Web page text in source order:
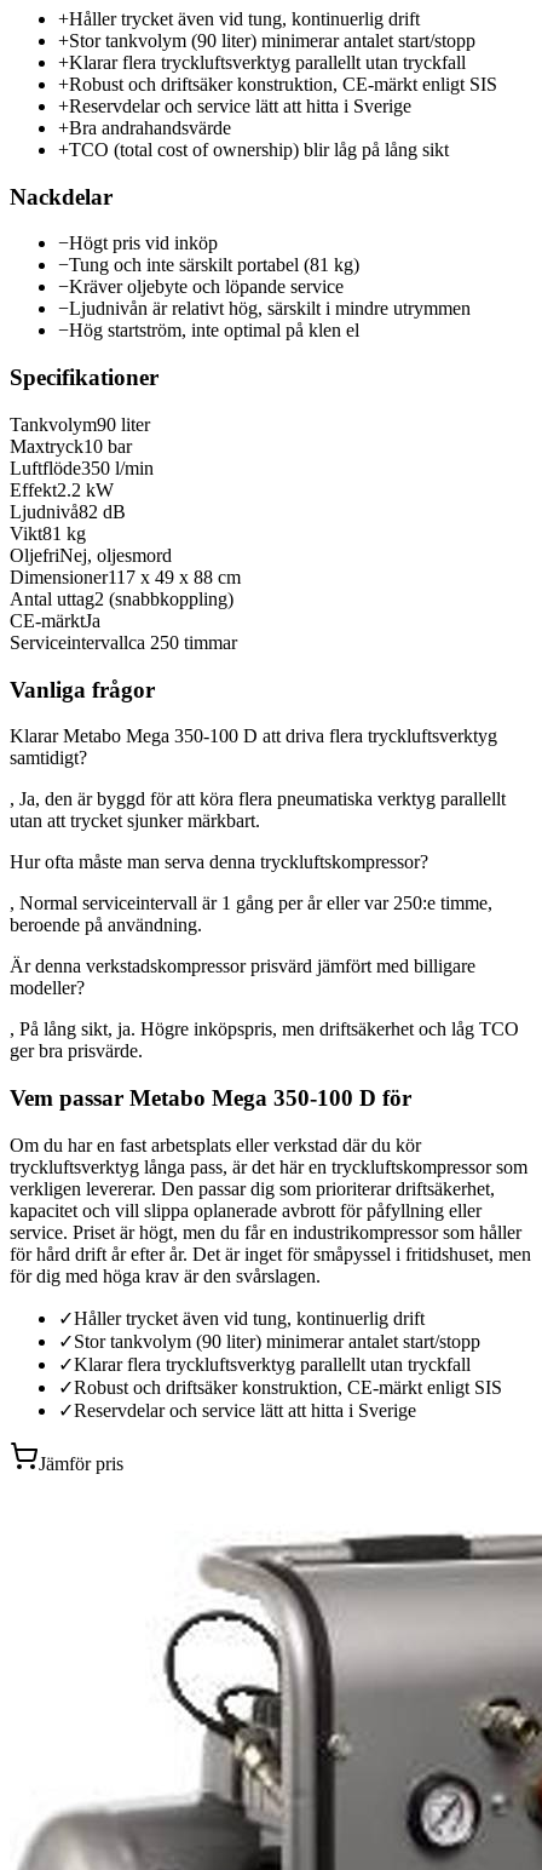
+Håller trycket även vid tung, kontinuerlig drift
+Stor tankvolym (90 liter) minimerar antalet start/stopp
+Klarar flera tryckluftsverktyg parallellt utan tryckfall
+Robust och driftsäker konstruktion, CE-märkt enligt SIS
+Reservdelar och service lätt att hitta i Sverige
+Bra andrahandsvärde
+TCO (total cost of ownership) blir låg på lång sikt
Nackdelar
−Högt pris vid inköp
−Tung och inte särskilt portabel (81 kg)
−Kräver oljebyte och löpande service
−Ljudnivån är relativt hög, särskilt i mindre utrymmen
−Hög startström, inte optimal på klen el
Specifikationer
Tankvolym90 liter
Maxtryck10 bar
Luftflöde350 l/min
Effekt2.2 kW
Ljudnivå82 dB
Vikt81 kg
OljefriNej, oljesmord
Dimensioner117 x 49 x 88 cm
Antal uttag2 (snabbkoppling)
CE-märktJa
Serviceintervallca 250 timmar
Vanliga frågor
Klarar Metabo Mega 350-100 D att driva flera tryckluftsverktyg
samtidigt?
, Ja, den är byggd för att köra flera pneumatiska verktyg parallellt
utan att trycket sjunker märkbart.
Hur ofta måste man serva denna tryckluftskompressor?
, Normal serviceintervall är 1 gång per år eller var 250:e timme,
beroende på användning.
Är denna verkstadskompressor prisvärd jämfört med billigare
modeller?
, På lång sikt, ja. Högre inköpspris, men driftsäkerhet och låg TCO
ger bra prisvärde.
Vem passar Metabo Mega 350-100 D för
Om du har en fast arbetsplats eller verkstad där du kör
tryckluftsverktyg långa pass, är det här en tryckluftskompressor som
verkligen levererar. Den passar dig som prioriterar driftsäkerhet,
kapacitet och vill slippa oplanerade avbrott för påfyllning eller
service. Priset är högt, men du får en industrikompressor som håller
för hård drift år efter år. Det är inget för småpyssel i fritidshuset, men
för dig med höga krav är den svårslagen.
✓Håller trycket även vid tung, kontinuerlig drift
✓Stor tankvolym (90 liter) minimerar antalet start/stopp
✓Klarar flera tryckluftsverktyg parallellt utan tryckfall
✓Robust och driftsäker konstruktion, CE-märkt enligt SIS
✓Reservdelar och service lätt att hitta i Sverige
Jämför pris